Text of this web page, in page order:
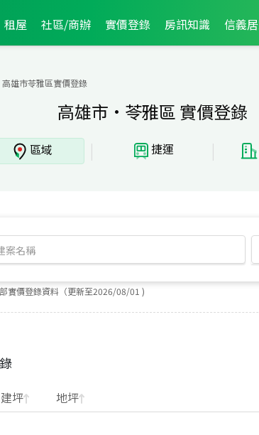
租屋 社區/商辦 實價登錄 房訊知識 信義
高雄市苓雅區實價登錄
高雄市·苓雅區 實價登錄
區域 | 捷運 |
實價登錄資料（更新至2026/08/01 )
建坪 地坪